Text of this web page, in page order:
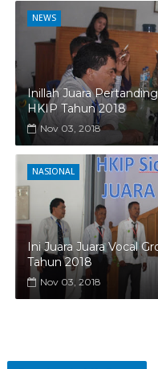
NEWS
Inillah Juara
HKIP Tahun 2018
Nov 03, 2018
NASIONAL
Ini Juara Juara Vocal
Tahun 2018
Nov 03, 2018